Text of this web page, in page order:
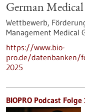
German
Wettbewerb,
Management Medical
https://www.bio-
pro.de/datenbanken/
2025
BIOPRO Podcast